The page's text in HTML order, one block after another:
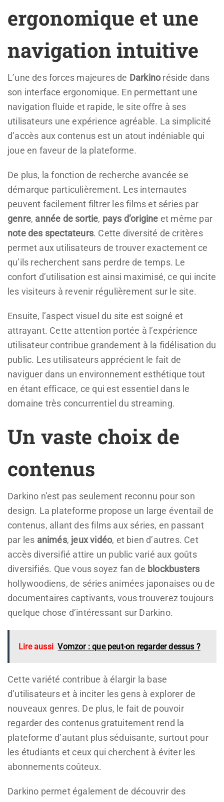
ergonomique et une
navigation intuitive
L’une des forces majeures de Darkinoréside dans
son interface ergonomique. En permettant une
navigation fluide et rapide, le site offre à ses
utilisateurs une expérience agréable. La simplicité
d’accès aux contenus est un atout indéniable qui
joue en faveur de la plateforme.
De plus, la fonction de recherche avancée se
démarque particulièrement. Les internautes
peuvent facilement filtrer les films et séries par
genre, année de sortie, pays d’origine et même par
note des spectateurs. Cette diversité de critères
permet aux utilisateurs de trouver exactement ce
qu’ils recherchent sans perdre de temps. Le
confort d’utilisation est ainsi maximisé, ce qui incite
les visiteurs à revenir régulièrement sur le site.
Ensuite, l’aspect visuel du site est soigné et
attrayant. Cette attention portée à l’expérience
utilisateur contribue grandement à la fidélisation du
public. Les utilisateurs apprécient le fait de
naviguer dans un environnement esthétique tout
en étant efficace, ce qui est essentiel dans le
domaine très concurrentiel du streaming.
Un vaste choix de
contenus
Darkino n’est pas seulement reconnu pour son
design. La plateforme propose un large éventail de
contenus, allant des films aux séries, en passant
par les animés, jeux vidéo, et bien d’autres. Cet
accès diversifié attire un public varié aux goûts
diversifiés. Que vous soyez fan de blockbusters
hollywoodiens, de séries animées japonaises ou de
documentaires captivants, vous trouverez toujours
quelque chose d’intéressant sur Darkino.
Lire aussi Vomzor : que peut-on regarder dessus ?
Cette variété contribue à élargir la base
d’utilisateurs et à inciter les gens à explorer de
nouveaux genres. De plus, le fait de pouvoir
regarder des contenus gratuitement rend la
plateforme d’autant plus séduisante, surtout pour
les étudiants et ceux qui cherchent à éviter les
abonnements coûteux.
Darkino permet également de découvrir des